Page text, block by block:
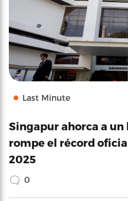
Last Minute
Singapur ahorca a un
rompe el récord
2025
0